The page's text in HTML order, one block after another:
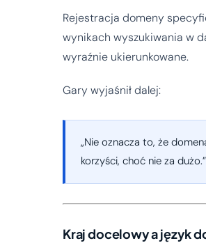
Rejestracja domeny
wynikach wyszukiwania w
wyraźnie ukierunkowane.
Gary wyjaśnił dalej:
„Nie oznacza to, że
korzyści, choć nie za dużo.”
Kraj docelowy a język